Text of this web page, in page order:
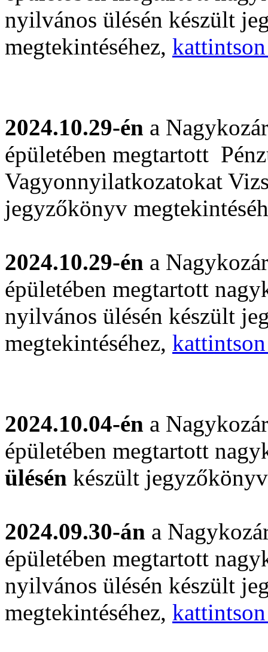
nyilvános ülésén készült
megtekintéséhez,
2024.10.29-én a
épületében megtartott
Vagyonnyilatkozatokat
jegyzőkönyv
2024.10.29-én a
épületében megtartott
nyilvános ülésén készült
megtekintéséhez,
2024.10.04-én a
épületében megtartott
ülésén készült
2024.09.30-án a
épületében megtartott
nyilvános ülésén készült
megtekintéséhez,